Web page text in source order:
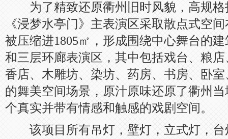
为了精致还原衢州旧时风貌，高规格
《浸梦水亭门》主表演区采取散点式空
被压缩进1805㎡，形成围绕中心舞台的
和三层环廊表演区，其中包括戏台、粮
香店、木雕坊、染坊、药房、书房、卧
的舞美空间场景，原汁原味还原了衢州
个真实并带有情感和触感的戏剧空间。
该项目所有吊灯，壁灯，立式灯，台